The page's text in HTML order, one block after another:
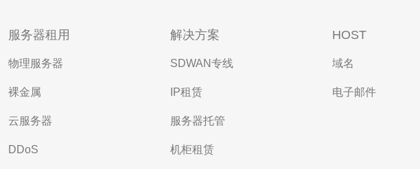
服务器租用
物理服务器
裸金属
云服务器
DDoS
解决方案
SDWAN专线
IP租赁
服务器托管
机柜租赁
HOST
域名
电子邮件